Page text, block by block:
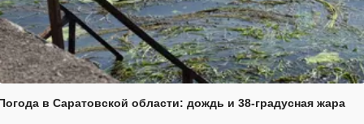
в Саратовской области: дождь и 38-градусная жара